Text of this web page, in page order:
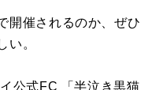
開催されるのか、ぜひ
い。
公式FC 「半泣き黒猫